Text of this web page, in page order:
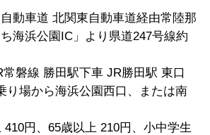
動車道 北関東自動車道経由常陸那
海浜公園IC」より県道247号線約
磐線 勝田駅下車 JR勝田駅 東口
り場から海浜公園西口、または南
円、65歳以上 210円、小中学生